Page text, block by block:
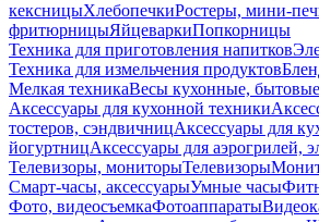
кексницыХлебопечкиРостеры, мини-
фритюрницыЯйцеваркиПопкорницы
Техника для приготовления напитков
Техника для измельчения продуктов
Мелкая техникаВесы кухонные, бытовые
Аксессуары для кухонной техники
тостеров, сэндвичницАксессуары для
йогуртницАксессуары для аэрогрилей,
Телевизоры, мониторыТелевизоры
Смарт-часы, аксессуарыУмные часы
Фото, видеосъемкаФотоаппараты